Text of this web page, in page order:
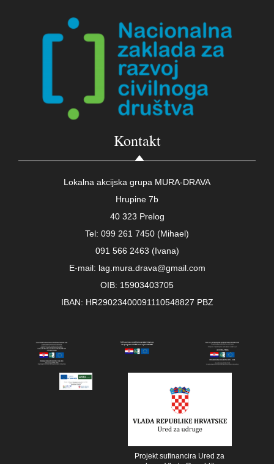
Kontakt
Lokalna akcijska grupa MURA-DRAVA
Hrupine 7b
40 323 Prelog
Tel: 099 261 7450 (Mihael)
091 566 2463 (Ivana)
E-mail: lag.mura.drava@gmail.com
OIB: 15903403705
IBAN: HR29023400091110548827 PBZ
Projekt sufinancira Ured za